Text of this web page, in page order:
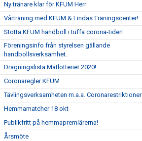
Ny tränare klar för KFUM Herr
Vårträning med KFUM & Lindas Träningscenter!
Stötta KFUM handboll i tuffa corona-tider!
Föreningsinfo från styrelsen gällande
handbollsverksamhet.
Dragningslista Matlotteriet 2020!
Coronaregler KFUM
Tävlingsverksamheten m.a.a. Coronarestriktioner
Hemmamatcher 18 okt
Publikfritt på hemmapremiärerna!
Årsmöte